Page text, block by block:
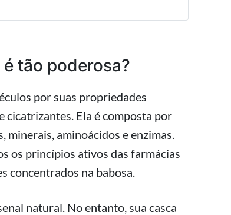
tão poderosa?
por suas propriedades
Ela é composta por
aminoácidos e enzimas.
os princípios ativos das farmácias
concentrados na babosa.
natural. No entanto, sua casca